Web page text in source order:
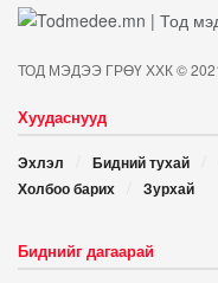
ТОД МЭДЭЭ ГРӨҮ ХХК ©
Хуудаснууд
Эхлэл Бидний тухай
Холбоо барих
Зурхай
Биднийг дагаарай